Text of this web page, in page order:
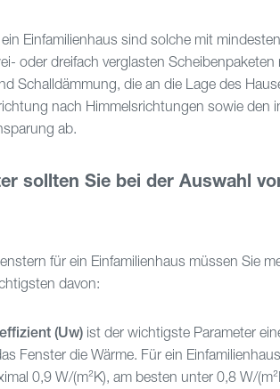
Einfamilienhaus sind solche mit
oder dreifach verglasten
Schalldämmung, die an die Lage des
nach Himmelsrichtungen sowie den
ab.
sollten Sie bei der Auswahl
für ein Einfamilienhaus müssen Sie
davon:
(Uw)ist der wichtigste Parameter
Fenster die Wärme. Für ein
0,9 W/(m²K), am besten unter 0,8 W/